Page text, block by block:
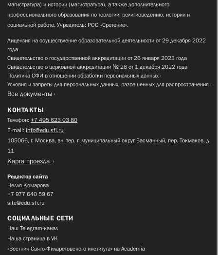
магистратура) и истории (магистратура), а также дополнительного
профессионального образования по теологии, религиоведению, истории и
социальной работе. Учредитель: РОО «Сретение».
Лицензия на осуществление образовательной деятельности от 29 декабря 2022
года
Свидетельство о государственной аккредитации от 26 января 2023 года
Свидетельство о церковной аккредитации № 26 от 1 декабря 2022 года
Политика СФИ в отношении обработки персональных данных
Условия и запреты для персональных данных, разрешенных для распространения
Все документы
КОНТАКТЫ
Телефон: +7 495 623 03 80
E-mail: info@edu.sfi.ru
105066, г. Москва, вн. тер. г. муниципальный округ Басманный, пер. Токмаков, д.
11
Карта проезда
Редактор сайта
Нелля Комарова
+7 977 640 59 67
site@edu.sfi.ru
СОЦИАЛЬНЫЕ СЕТИ
Наш Telegram-канал
Наша страница в VK
«Вестник Свято-Филаретовского института» на Academia